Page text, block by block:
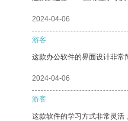
2024-04-06
游客
这款办公软件的界面设计非常
2024-04-06
游客
这款软件的学习方式非常灵活